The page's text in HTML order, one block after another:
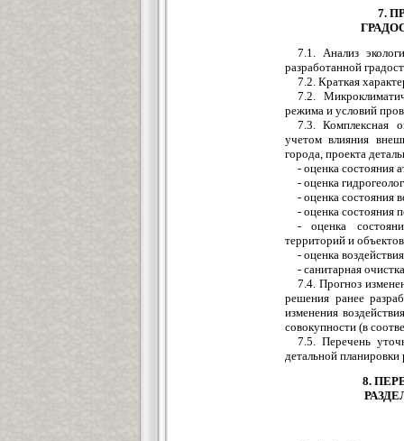
7.
7.1. Анализ
разработанной
7.2. Краткая
7.2.
режима и условий
7.3. Комплексная
учетом влияния
города, проекта
- оценка состояния
- оценка
- оценка состояния
- оценка состояния
- оценка
территорий и
- оценка
- санитарная
7.4. Прогноз
решения ранее
изменения
совокупности (в
7.5. Перечень
детальной планировки
8.